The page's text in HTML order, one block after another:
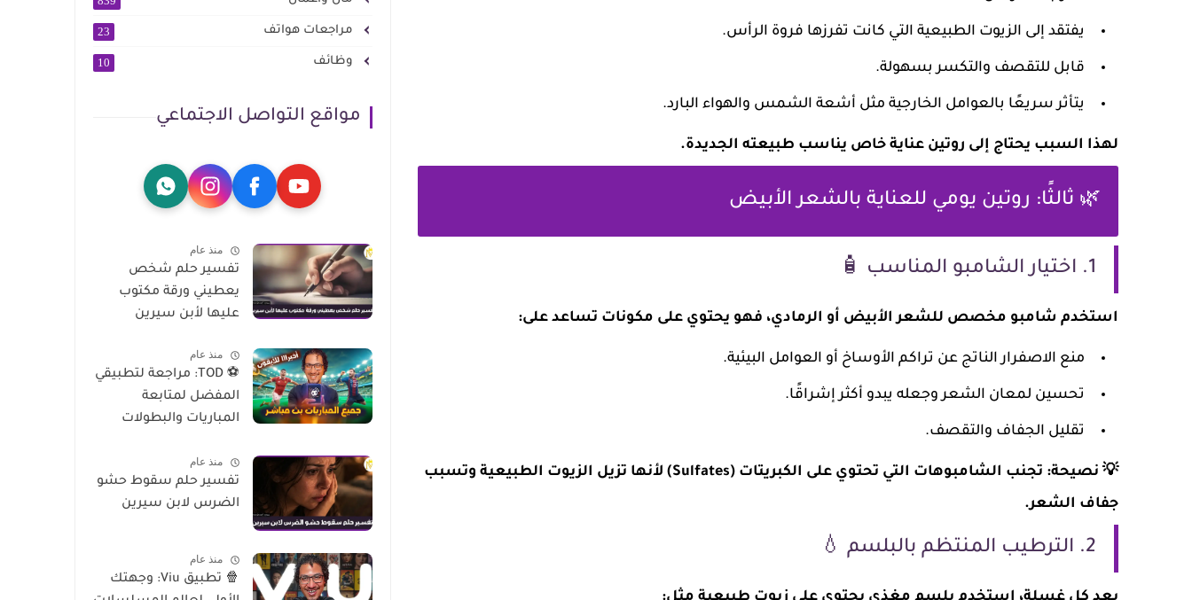
يفتقد إلى الزيوت الطبيعية التي كانت تفرزها فروة الرأس.
قابل للتقصف والتكسر بسهولة.
يتأثر سريعًا بالعوامل الخارجية مثل أشعة الشمس والهواء البارد.
لهذا السبب يحتاج إلى روتين عناية خاص يناسب طبيعته الجديدة.
🌿 ثالثًا: روتين يومي للعناية بالشعر الأبيض
1. اختيار الشامبو المناسب 🧴
استخدم شامبو مخصص للشعر الأبيض أو الرمادي، فهو يحتوي على مكونات تساعد على:
منع الاصفرار الناتج عن تراكم الأوساخ أو العوامل البيئية.
تحسين لمعان الشعر وجعله يبدو أكثر إشراقًا.
تقليل الجفاف والتقصف.
💡 نصيحة: تجنب الشامبوهات التي تحتوي على الكبريتات (Sulfates) لأنها تزيل الزيوت الطبيعية وتسبب
جفاف الشعر.
2. الترطيب المنتظم بالبلسم 💧
مراجعات هواتف 23
وظائف 10
مواقع التواصل الاجتماعي
منذ عام
تفسير حلم شخص
يعطيني ورقة مكتوب
عليها لأبن سيرين
منذ عام
⚽ TOD: مراجعة لتطبيقي
المفضل لمتابعة
المباريات والبطولات
منذ عام
تفسير حلم سقوط حشو
الضرس لابن سيرين
منذ عام
🍿 تطبيق Viu: وجهتك